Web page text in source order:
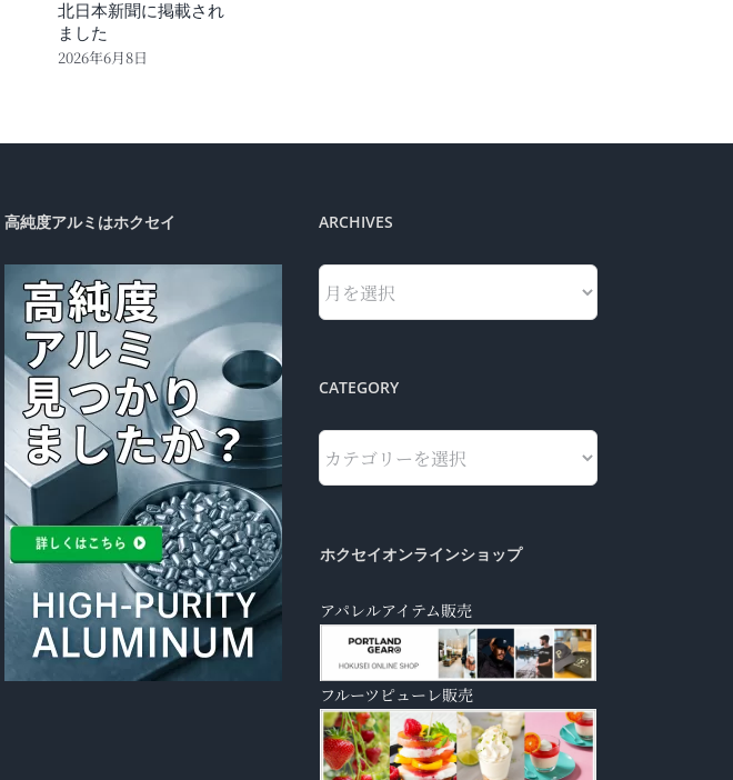
北日本新聞に掲載され
ました
2026年6月8日
高純度アルミはホクセイ ARCHIVES
Archives
CATEGORY
Category
ホクセイオンラインショップ
アパレルアイテム販売
フルーツピューレ販売